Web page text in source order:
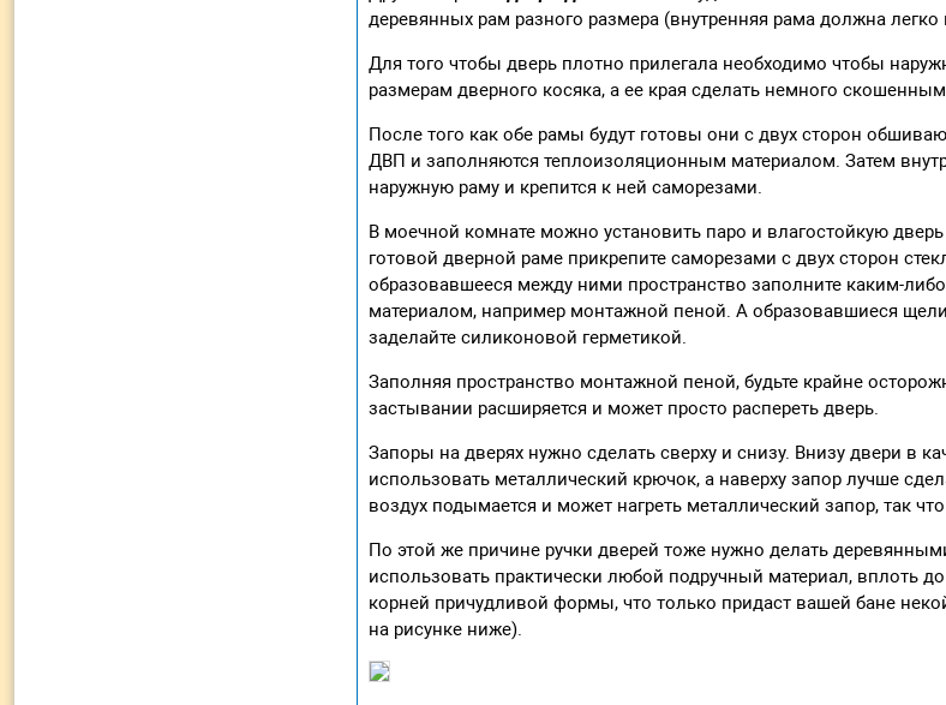
деревянных рам разного размера (внутренняя рама должна
Для того чтобы дверь плотно прилегала необходимо чтобы
размерам дверного косяка, а ее края сделать немного
После того как обе рамы будут готовы они с двух сторон
ДВП и заполняются теплоизоляционным материалом. Затем
наружную раму и крепится к ней саморезами.
В моечной комнате можно установить паро и влагостойкую
готовой дверной раме прикрепите саморезами с двух сторон
образовавшееся между ними пространство заполните каким-
материалом, например монтажной пеной. А образовавшиеся
заделайте силиконовой герметикой.
Заполняя пространство монтажной пеной, будьте крайне
застывании расширяется и может просто распереть дверь.
Запоры на дверях нужно сделать сверху и снизу. Внизу двери в
использовать металлический крючок, а наверху запор лучше
воздух подымается и может нагреть металлический запор, так
По этой же причине ручки дверей тоже нужно делать
использовать практически любой подручный материал, вплоть
корней причудливой формы, что только придаст вашей бане
на рисунке ниже).